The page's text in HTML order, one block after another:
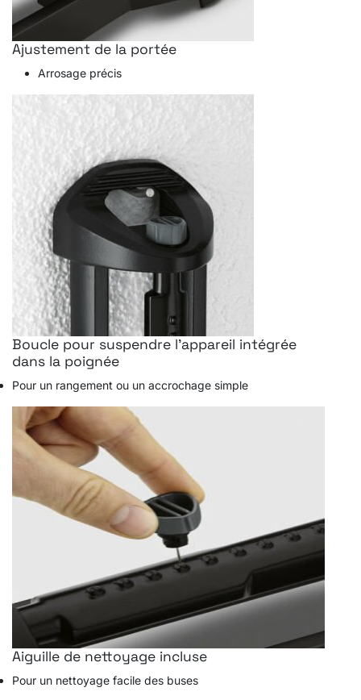
Ajustement de la portée
Arrosage précis
Boucle pour suspendre l'appareil intégrée
dans la poignée
Pour un rangement ou un accrochage simple
Aiguille de nettoyage incluse
Pour un nettoyage facile des buses